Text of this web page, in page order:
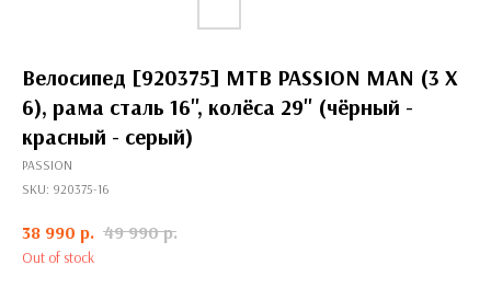
Велосипед [920375] MTB PASSION MAN (3 X
6), рама сталь 16'', колёса 29'' (чёрный -
красный - серый)
PASSION
SKU: 920375-16
38 990 р. 49 990 р.
Out of stock